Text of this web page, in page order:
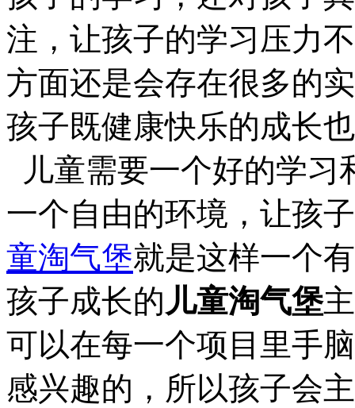
注，让孩子的学习压力
方面还是会存在很多的
孩子既健康快乐的成长
儿童需要一个好的学习
一个自由的环境，让孩
童淘气堡就是这样一个
孩子成长的儿童淘气堡
可以在每一个项目里手
感兴趣的，所以孩子会